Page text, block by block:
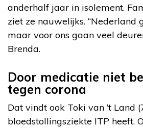
anderhalf jaar in isolement.
ziet ze nauwelijks. “Nederland
maar voor ons gaan veel
Brenda.
Door medicatie niet
tegen corona
Dat vindt ook Toki van ’t Land
bloedstollingsziekte ITP heeft.